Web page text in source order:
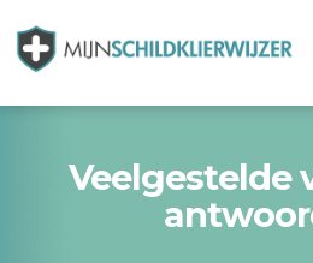
Veelgestelde